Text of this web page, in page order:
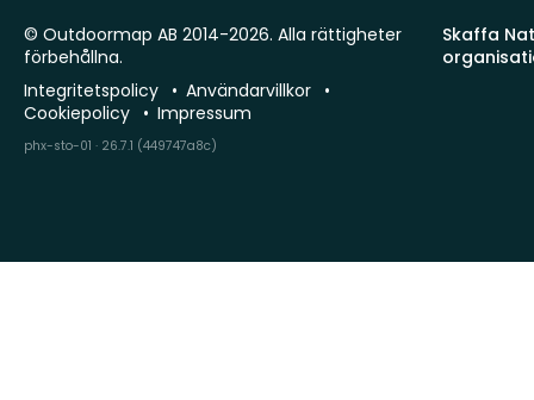
Skaffa
© Outdoormap AB 2014-2026. Alla rättigheter
förbehållna.
Integritetspolicy
Användarvillkor
Cookiepolicy
Impressum
phx-sto-01 · 26.7.1 (449747a8c)